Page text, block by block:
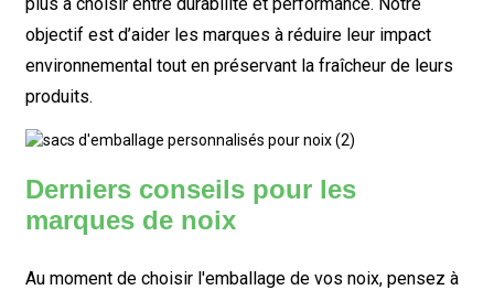
objectif est d’aider les marques à réduire leur impact
environnemental tout en préservant la fraîcheur de leurs
produits.
Derniers conseils pour les
marques de noix
Au moment de choisir l'emballage de vos noix, pensez à